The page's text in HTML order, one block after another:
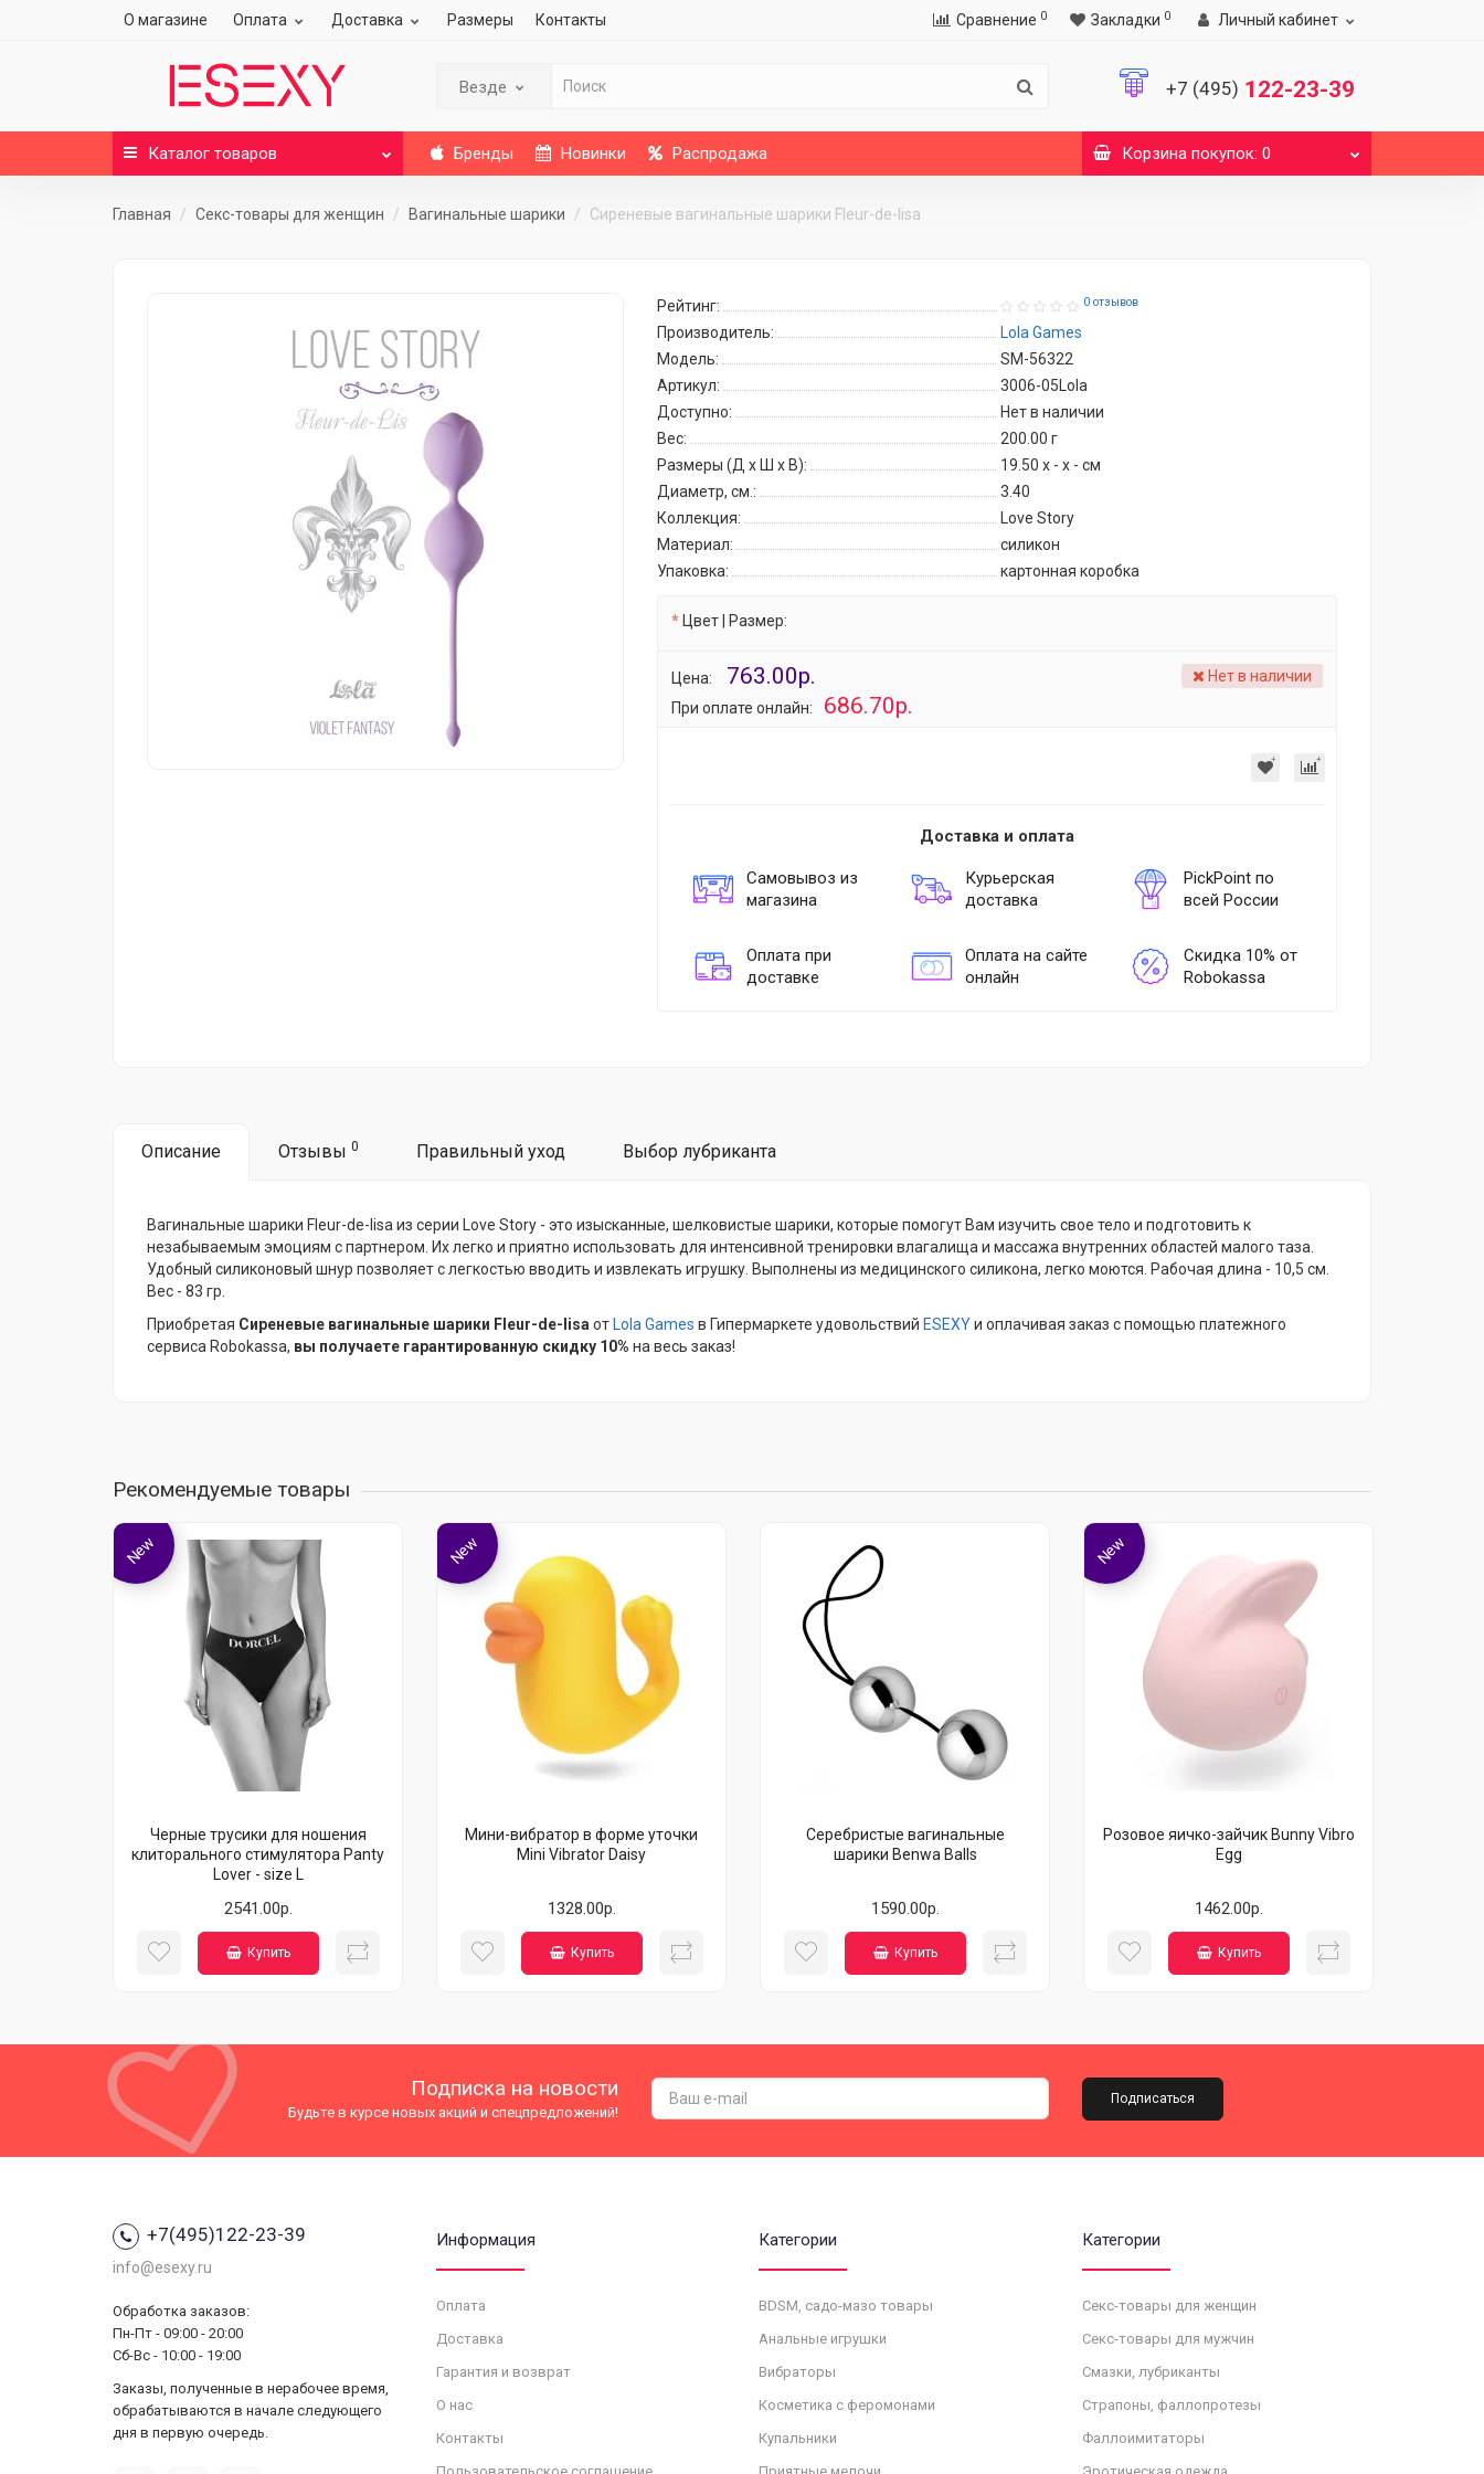
О магазине Оплата Доставка Размеры Контакты Сравнение 0 Закладки 0 Личный кабинет
Везде +7 (495) 122-23-39
Каталог товаров Бренды Новинки Распродажа Корзинапокупок: 0
Главная Секс-товары для женщин Вагинальные шарики Сиреневые вагинальные шарики Fleur-de-lisa
Рейтинг: 0 отзывов
Производитель:
Lola Games
Модель:
SM-56322
Артикул:
3006-05Lola
Доступно:
Нет в наличии
Вес:
200.00 г
Размеры (Д x Ш x В):
19.50 x - x - см
Диаметр, см.:
3.40
Коллекция:
Love Story
Материал:
силикон
Упаковка:
картонная коробка
Цвет | Размер:
Цена: 763.00р.
При оплате онлайн: 686.70р.
Нет в наличии
Доставка и оплата
Самовывоз из
магазина
Курьерская
доставка
PickPoint по
всей России
Оплата при
доставке
Оплата на сайте
онлайн
Скидка 10% от
Robokassa
Описание Отзывы 0 Правильный уход Выбор лубриканта
Вагинальные шарики Fleur-de-lisa из серии Love Story - это изысканные, шелковистые шарики, которые помогут Вам изучить свое тело и подготовить к
незабываемым эмоциям с партнером. Их легко и приятно использовать для интенсивной тренировки влагалища и массажа внутренних областей малого таза.
Удобный силиконовый шнур позволяет с легкостью вводить и извлекать игрушку. Выполнены из медицинского силикона, легко моются. Рабочая длина - 10,5 см.
Вес - 83 гр.
Приобретая Сиреневые вагинальные шарики Fleur-de-lisa от Lola Games в Гипермаркете удовольствий ESEXYи оплачивая заказ с помощью платежного
сервиса Robokassa, вы получаете гарантированную скидку 10% на весь заказ!
Рекомендуемые товары
New
Черные трусики для ношения
клиторального стимулятора Panty
Lover - size L
2541.00р.
Купить
New
Мини-вибратор в форме уточки
Mini Vibrator Daisy
1328.00р.
Купить
Серебристые вагинальные
шарики Benwa Balls
1590.00р.
Купить
New
Розовое яичко-зайчик Bunny Vibro
Egg
1462.00р.
Купить
Подписка на новости
Будьте в курсе новых акций и спецпредложений!
Подписаться
+7(495)122-23-39
info@esexy.ru
Обработка заказов:
Пн-Пт - 09:00 - 20:00
Сб-Вс - 10:00 - 19:00
Заказы, полученные в нерабочее время,
обрабатываются в начале следующего
дня в первую очередь.
Информация
Оплата
Доставка
Гарантия и возврат
О нас
Контакты
Категории
BDSM, садо-мазо товары
Анальные игрушки
Вибраторы
Косметика с феромонами
Купальники
Категории
Секс-товары для женщин
Секс-товары для мужчин
Смазки, лубриканты
Страпоны, фаллопротезы
Фаллоимитаторы